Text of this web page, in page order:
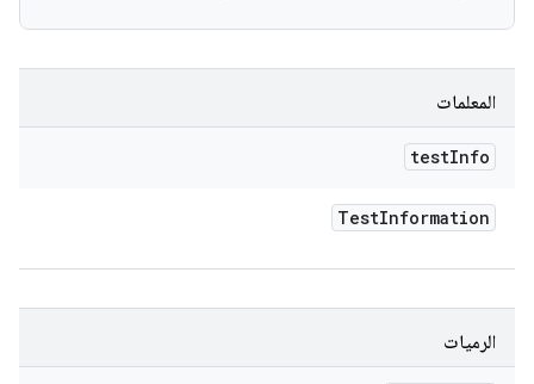
المعلمات
testInfo
TestInformation
الرميات